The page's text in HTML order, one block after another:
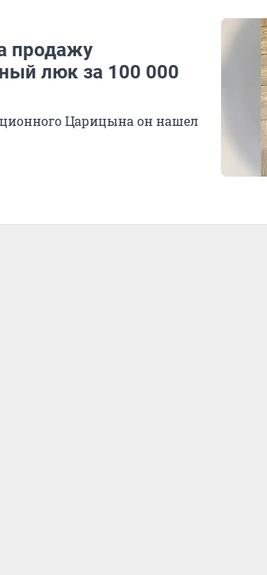
продажу
люк за 100 000
Царицына он нашел